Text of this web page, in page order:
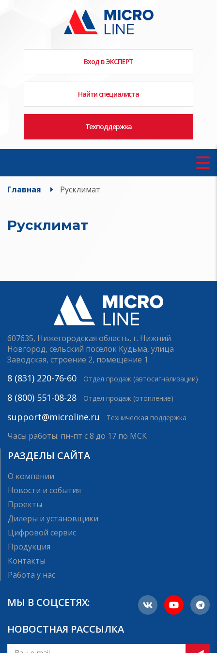
Вход в ЭКСПЕРТ
Найти специалиста
Техподдержка
Главная Русклимат
Русклимат
607635, Нижегородская область, г. Нижний
Новгород, сельский поселок Кудьма, улица
Заводская, строение 2, помещение 1
8 (831) 220-76-60 Отдел продаж (автосигнализации)
8 (800) 551-08-28 Отдел продаж (отопление)
support@microline.ru Техническая поддержка
Часы работы: пн-пт с 8 до 17 по МСК
РАЗДЕЛЫ САЙТА
О компании
Новости и события
Проекты
Дилеры и установщики
Цифровой сервис
Продукция
Контакты
Работа у нас
МЫ В СОЦСЕТЯХ:
НОВОСТНАЯ РАССЫЛКА